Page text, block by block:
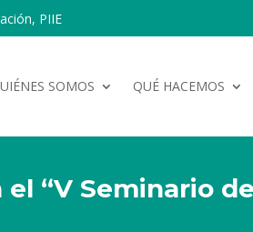
PIIE
SOMOS QUÉ HACEMOS
“V Seminario